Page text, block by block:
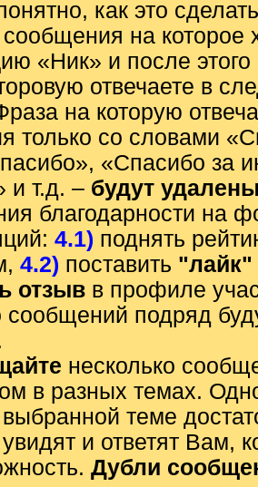
как это
на которое
«Ник» и после этого
отвечаете в
на которую
только со словами
«Спасибо за
и т.д. – будут
благодарности на
4.1) поднять
4.2) поставить "лайк"
отзыв в профиле
сообщений подряд
несколько
в разных темах.
теме
и ответят Вам,
Дубли